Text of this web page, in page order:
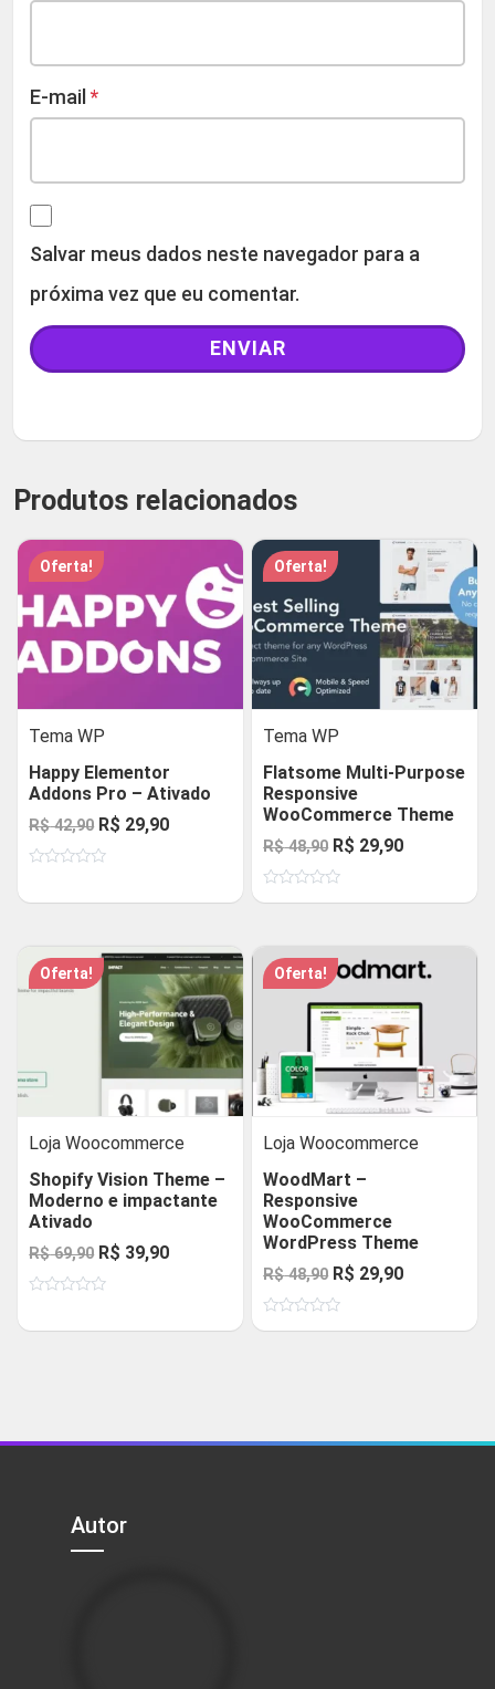
E-mail*
Salvar meus dados neste navegador para a
próxima vez que eu comentar.
Produtos relacionados
Oferta!
Tema WP
Happy Elementor
Addons Pro – Ativado
R$42,90 O
preço
R$ 29,90O
de
Oferta!
Tema WP
Flatsome Multi-Purpose
Responsive
WooCommerce Theme
R$48,90 O
preço
original
R$ 48,90.
R$ 29,90O
atual
R$ 29,90.
Oferta!
Loja Woocommerce
Shopify Vision Theme –
Moderno e impactante
Ativado
R$69,90 O
preço
R$ 39,90O
de
Oferta!
Loja Woocommerce
WoodMart –
Responsive
WooCommerce
WordPress Theme
R$48,90 O
preço
original
R$ 29,90O
atual
Autor